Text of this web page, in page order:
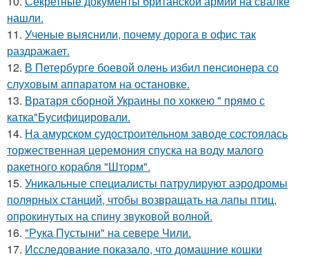
нашли.
11. Ученые выяснили, почему дорога в офис так
раздражает.
12. В Петербурге боевой олень избил пенсионера со
слуховым аппаратом на остановке.
13. Вратаря сборной Украины по хоккею " прямо с
катка"Бусифицировали.
14. На амурском судостроительном заводе состоялась
торжественная церемония спуска на воду малого
ракетного корабля "Шторм".
15. Уникальные специалисты патрулируют аэродромы
полярных станций, чтобы возвращать на лапы птиц,
опрокинутых на спину звуковой волной.
16. "Рука Пустыни" на севере Чили.
17. Исследование показало, что домашние кошки